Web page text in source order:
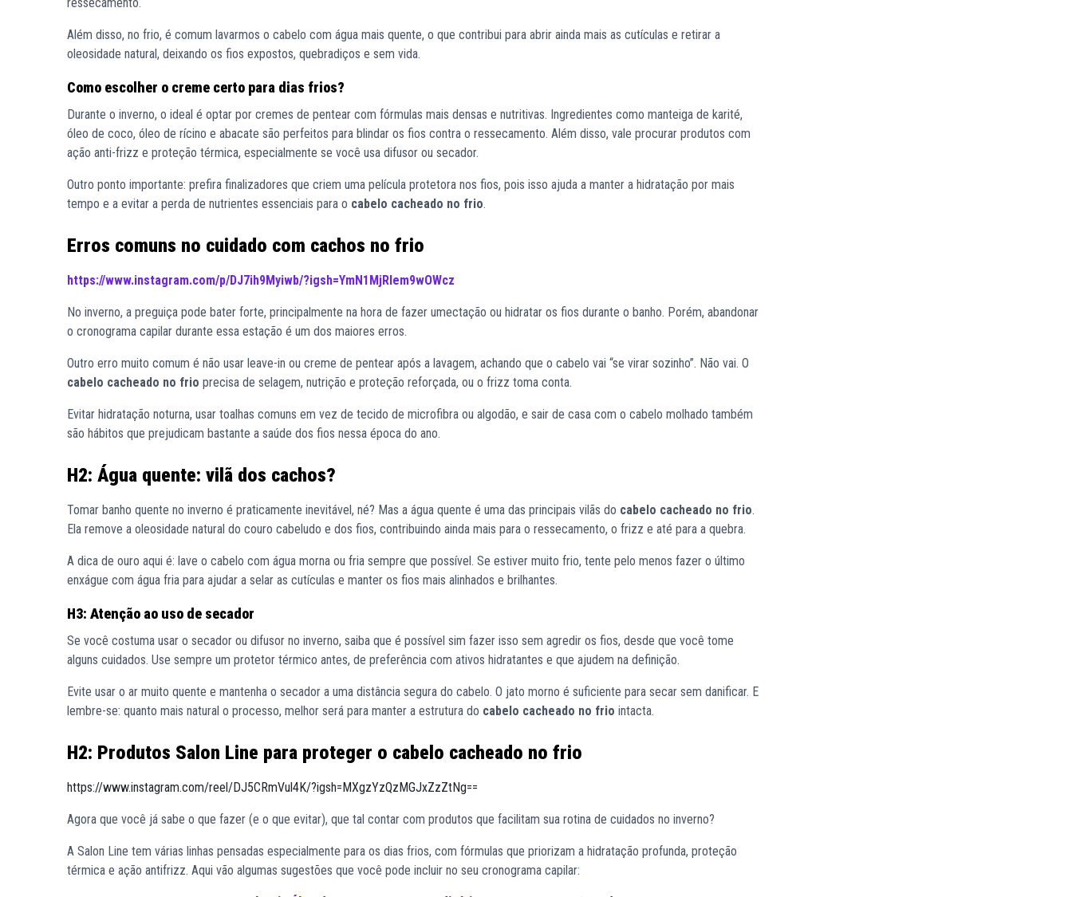
Além disso, no frio, é comum lavarmos o cabelo com água mais quente, o que contribui para abrir ainda mais as cutículas e retirar a
oleosidade natural, deixando os fios expostos, quebradiços e sem vida.
Como escolher o creme certo para dias frios?
Durante o inverno, o ideal é optar por cremes de pentear com fórmulas mais densas e nutritivas. Ingredientes como manteiga de karité,
óleo de coco, óleo de rícino e abacate são perfeitos para blindar os fios contra o ressecamento. Além disso, vale procurar produtos com
ação anti-frizz e proteção térmica, especialmente se você usa difusor ou secador.
Outro ponto importante: prefira finalizadores que criem uma película protetora nos fios, pois isso ajuda a manter a hidratação por mais
tempo e a evitar a perda de nutrientes essenciais para o cabelo cacheado no frio.
Erros comuns no cuidado com cachos no frio
https://www.instagram.com/p/DJ7ih9Myiwb/?igsh=YmN1MjRlem9wOWcz
No inverno, a preguiça pode bater forte, principalmente na hora de fazer umectação ou hidratar os fios durante o banho. Porém, abandonar
o cronograma capilar durante essa estação é um dos maiores erros.
Outro erro muito comum é não usar leave-in ou creme de pentear após a lavagem, achando que o cabelo vai “se virar sozinho”. Não vai. O
cabelo cacheado no frio precisa de selagem, nutrição e proteção reforçada, ou o frizz toma conta.
Evitar hidratação noturna, usar toalhas comuns em vez de tecido de microfibra ou algodão, e sair de casa com o cabelo molhado também
são hábitos que prejudicam bastante a saúde dos fios nessa época do ano.
H2: Água quente: vilã dos cachos?
Tomar banho quente no inverno é praticamente inevitável, né? Mas a água quente é uma das principais vilãs do cabelo cacheado no frio.
Ela remove a oleosidade natural do couro cabeludo e dos fios, contribuindo ainda mais para o ressecamento, o frizz e até para a quebra.
A dica de ouro aqui é: lave o cabelo com água morna ou fria sempre que possível. Se estiver muito frio, tente pelo menos fazer o último
enxágue com água fria para ajudar a selar as cutículas e manter os fios mais alinhados e brilhantes.
H3: Atenção ao uso de secador
Se você costuma usar o secador ou difusor no inverno, saiba que é possível sim fazer isso sem agredir os fios, desde que você tome
alguns cuidados. Use sempre um protetor térmico antes, de preferência com ativos hidratantes e que ajudem na definição.
Evite usar o ar muito quente e mantenha o secador a uma distância segura do cabelo. O jato morno é suficiente para secar sem danificar. E
lembre-se: quanto mais natural o processo, melhor será para manter a estrutura do cabelo cacheado no frio intacta.
H2: Produtos Salon Line para proteger o cabelo cacheado no frio
https://www.instagram.com/reel/DJ5CRmVul4K/?igsh=MXgzYzQzMGJxZzZtNg==
Agora que você já sabe o que fazer (e o que evitar), que tal contar com produtos que facilitam sua rotina de cuidados no inverno?
A Salon Line tem várias linhas pensadas especialmente para os dias frios, com fórmulas que priorizam a hidratação profunda, proteção
térmica e ação antifrizz. Aqui vão algumas sugestões que você pode incluir no seu cronograma capilar: